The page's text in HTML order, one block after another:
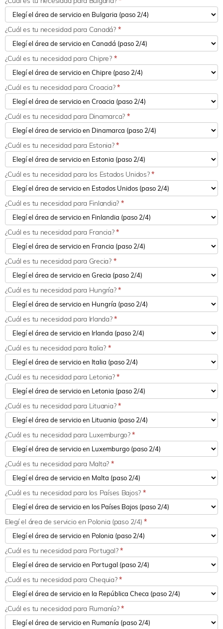
¿Cuál es tu necesidad para Canadá? *
¿Cuál es tu necesidad para Chipre? *
¿Cuál es tu necesidad para Croacia?*
¿Cuál es tu necesidad para Dinamarca? *
¿Cuál es tu necesidad para Estonia?*
¿Cuál es tu necesidad para los Estados Unidos?*
¿Cuál es tu necesidad para Finlandia? *
¿Cuál es tu necesidad para Francia?*
¿Cuál es tu necesidad para Grecia? *
¿Cuál es tu necesidad para Hungría?*
¿Cuál es tu necesidad para Irlanda?*
¿Cuál es tu necesidad para Italia? *
¿Cuál es tu necesidad para Letonia?*
¿Cuál es tu necesidad para Lituania?*
¿Cuál es tu necesidad para Luxemburgo?*
¿Cuál es tu necesidad para Malta? *
¿Cuál es tu necesidad para los Países Bajos? *
Elegí el área de servicio en Polonia (paso 2/4)*
¿Cuál es tu necesidad para Portugal?*
¿Cuál es tu necesidad para Chequia?*
¿Cuál es tu necesidad para Rumanía?*